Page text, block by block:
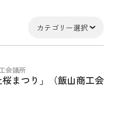
助金
カテゴリー選択
会議所
まつり」（飯山商工会